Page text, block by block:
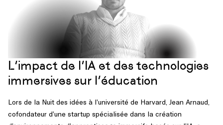
L’impact de l’IA et des technologies
immersives sur l’éducation
Lors de la Nuit des idées à l’université de Harvard, Jean Arnaud,
cofondateur d’une startup spécialisée dans la création